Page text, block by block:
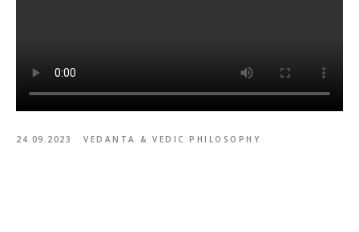
24.09.2023 VEDANTA & VEDIC PHILOSOPHY